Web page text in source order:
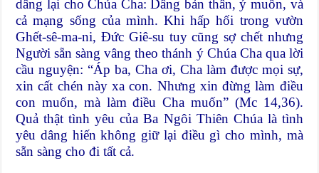
dâng lại cho Chúa Cha: Dâng bản thân, ý muốn, và
cả mạng sống của mình. Khi hấp hối trong vườn
Ghết-sê-ma-ni, Đức Giê-su tuy cũng sợ chết nhưng
Người sẵn sàng vâng theo thánh ý Chúa Cha qua lời
cầu nguyện: “Áp ba, Cha ơi, Cha làm được mọi sự,
xin cất chén này xa con. Nhưng xin đừng làm điều
con muốn, mà làm điều Cha muốn” (Mc 14,36).
Quả thật tình yêu của Ba Ngôi Thiên Chúa là tình
yêu dâng hiến không giữ lại điều gì cho mình, mà
sẵn sàng cho đi tất cả.